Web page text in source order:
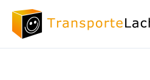
springen